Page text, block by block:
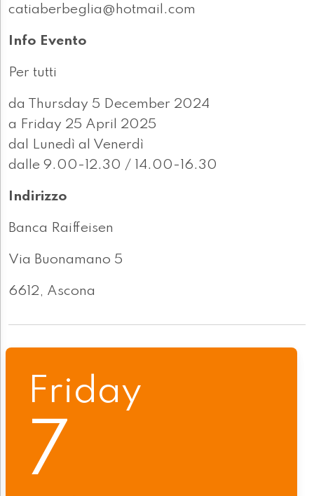
catiaberbeglia@hotmail.com
Info Evento
Per tutti
da Thursday 5 December 2024
a Friday 25 April 2025
dal Lunedì al Venerdì
dalle 9.00-12.30 / 14.00-16.30
Indirizzo
Banca Raiffeisen
Via Buonamano 5
6612, Ascona
Friday
7